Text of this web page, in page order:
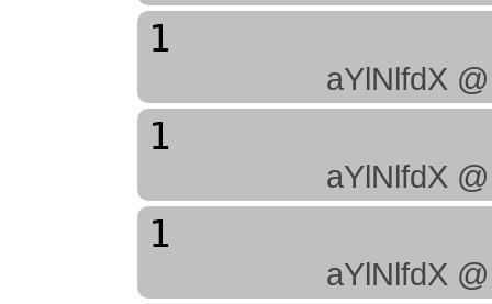
1
aYlNlfdX
1
aYlNlfdX
1
aYlNlfdX